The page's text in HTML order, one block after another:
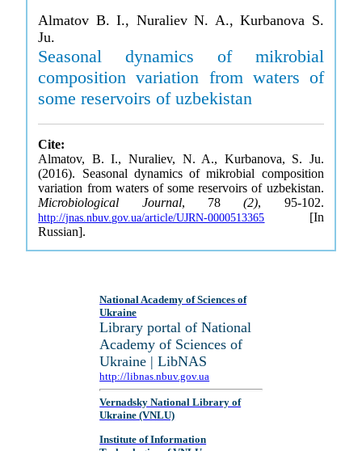
Almatov B. I., Nuraliev N. A., Kurbanova S.
Ju.
Seasonal dynamics of mikrobial
composition variation from waters of
some reservoirs of uzbekistan
Cite:
Almatov, B. I., Nuraliev, N. A., Kurbanova, S. Ju.
(2016). Seasonal dynamics of mikrobial composition
variation from waters of some reservoirs of uzbekistan.
Microbiological Journal, 78(2), 95-102.
http://jnas.nbuv.gov.ua/article/UJRN-0000513365 [In
Russian].
National Academy of Sciences of
Ukraine
Library portal of National
Academy of Sciences of
Ukraine | LibNAS
http://libnas.nbuv.gov.ua
Vernadsky National Library of
Ukraine (VNLU)
Institute of Information